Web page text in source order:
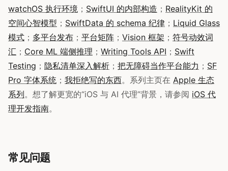
watchOS 执行环境 ； SwiftUI 的内部构造 ； RealityKit 的
空间心智模型 ； SwiftData 的 schema 纪律 ； Liquid Glass
模式 ； 多平台发布 ； 平台矩阵 ； Vision 框架 ； 符号动效词
汇 ； Core ML 端侧推理 ； Writing Tools API ； Swift
Testing ； 隐私清单深入解析 ； 把无障碍当作平台能力 ； SF
Pro 字体系统 ； 我拒绝写的东西。系列主页在 Apple 生态
系列。想了解更宽的“iOS 与 AI 代理”背景，请参阅 iOS 代
理开发指南。
常见问题